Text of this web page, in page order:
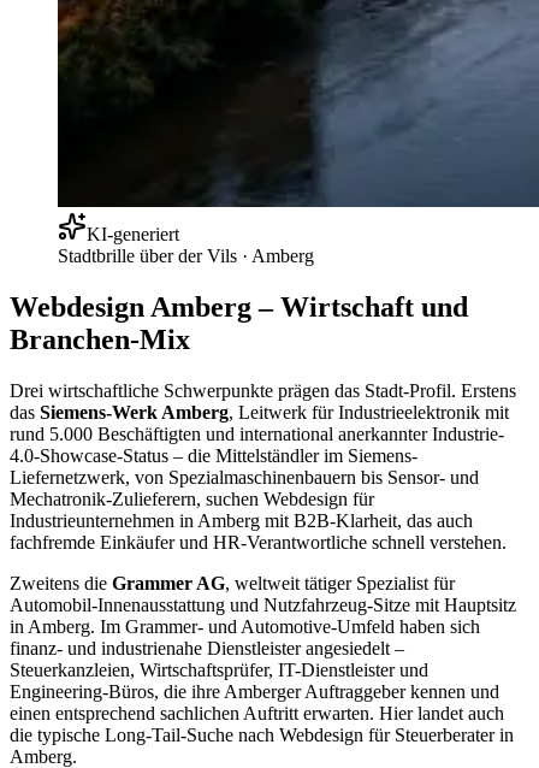
KI-generiert
Stadtbrille über der Vils · Amberg
Webdesign Amberg – Wirtschaft und
Branchen-Mix
Drei wirtschaftliche Schwerpunkte prägen das Stadt-Profil. Erstens
das Siemens-Werk Amberg, Leitwerk für Industrieelektronik mit
rund 5.000 Beschäftigten und international anerkannter Industrie-
4.0-Showcase-Status – die Mittelständler im Siemens-
Liefernetzwerk, von Spezialmaschinenbauern bis Sensor- und
Mechatronik-Zulieferern, suchen Webdesign für
Industrieunternehmen in Amberg mit B2B-Klarheit, das auch
fachfremde Einkäufer und HR-Verantwortliche schnell verstehen.
Zweitens die Grammer AG, weltweit tätiger Spezialist für
Automobil-Innenausstattung und Nutzfahrzeug-Sitze mit Hauptsitz
in Amberg. Im Grammer- und Automotive-Umfeld haben sich
finanz- und industrienahe Dienstleister angesiedelt –
Steuerkanzleien, Wirtschaftsprüfer, IT-Dienstleister und
Engineering-Büros, die ihre Amberger Auftraggeber kennen und
einen entsprechend sachlichen Auftritt erwarten. Hier landet auch
die typische Long-Tail-Suche nach Webdesign für Steuerberater in
Amberg.